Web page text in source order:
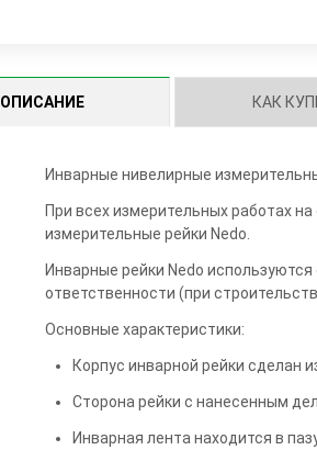
ОПИСАНИЕ КАК
Инварные нивелирные
При всех измерительных работах
измерительные рейки Nedo.
Инварные рейки Nedo
ответственности (при
Основные характеристики:
Корпус инварной рейки сделан
Сторона рейки с нанесенным
Инварная лента находится в